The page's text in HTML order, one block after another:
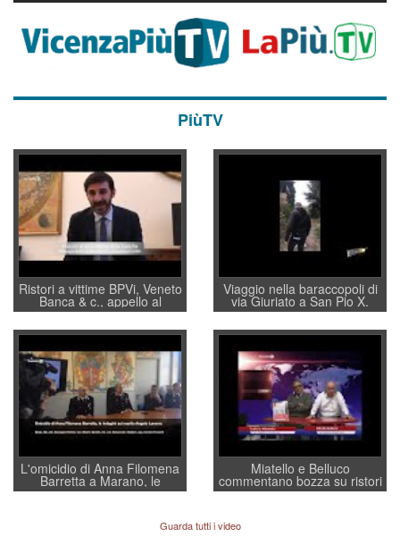
PiùTV
Ristori a vittime BPVi, Veneto
Banca & c., appello al
sottosegretario Alessio
Villarosa: per mettere ordine
convochi con Di Maio CNCU
a supporto della cabina di
regia al Mef
Viaggio nella baraccopoli di
via Giuriato a San Pio X.
Vicenza ai Vicentini: “faremo
un regalo di Natale ai
residenti”
L'omicidio di Anna Filomena
Barretta a Marano, le
indagini dei carabinieri di
Lavarra: più avvincenti di
quelle di... Barbara D'Urso
Miatello e Belluco
commentano bozza su ristori
BPVi e Veneto Banca
Guarda tutti i video